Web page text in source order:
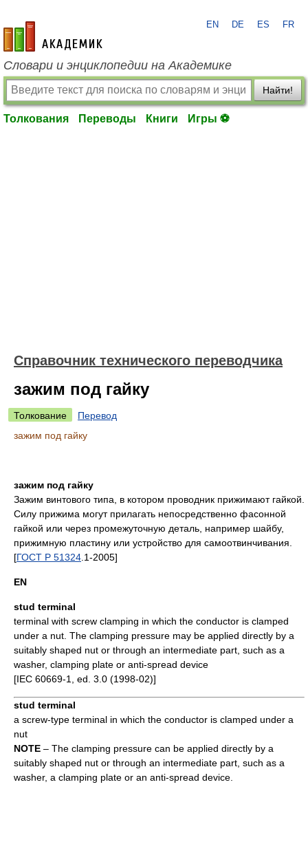
academic.ru
EN DE ES FR
Словари и энциклопедии на Академике
Найти!
Толкования Переводы Книги Игры ⚽
Справочник технического переводчика
зажим под гайку
Толкование
Перевод
зажим под гайку
зажим под гайку
Зажим винтового типа, в котором проводник прижимают гайкой.
Силу прижима могут прилагать непосредственно фасонной
гайкой или через промежуточную деталь, например шайбу,
прижимную пластину или устройство для самоотвинчивания.
[ГОСТ Р 51324 .1-2005]
EN
stud terminal
terminal with screw clamping in which the conductor is clamped
under a nut. The clamping pressure may be applied directly by a
suitably shaped nut or through an intermediate part, such as a
washer, clamping plate or anti-spread device
[IEC 60669-1, ed. 3.0 (1998-02)]
stud terminal
a screw-type terminal in which the conductor is clamped under a
nut
NOTE – The clamping pressure can be applied directly by a
suitably shaped nut or through an intermediate part, such as a
washer, a clamping plate or an anti-spread device.